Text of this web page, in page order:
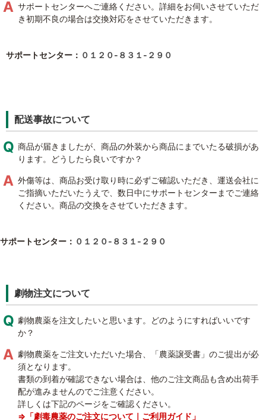
サポートセンターへご連絡ください。詳細をお伺いさせていただ
き初期不良の場合は交換対応をさせていただきます。
サポートセンター： ０１２０‐８３１‐２９０
配送事故について
商品が届きましたが、商品の外装から商品にまでいたる破損があ
ります。どうしたら良いですか？
外傷等は、商品お受け取り時に必ずご確認いただき、運送会社に
ご指摘いただいたうえで、数日中にサポートセンターまでご連絡
ください。商品の交換をさせていただきます。
サポートセンター： ０１２０‐８３１‐２９０
劇物注文について
劇物農薬を注文したいと思います。どのようにすればいいです
か？
劇物農薬をご注文いただいた場合、「農薬譲受書」のご提出が必
須となります。
書類の到着が確認できない場合は、他のご注文商品も含め出荷手
配が進みませんのでご注意ください。
詳しくは下記のページをご確認ください。
⇒「劇毒農薬のご注文について｜ご利用ガイド」